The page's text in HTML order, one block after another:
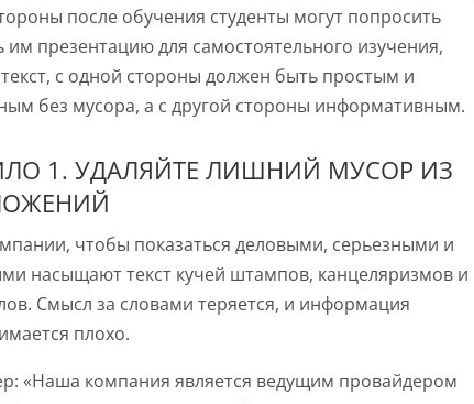
после обучения студенты могут попросить
им презентацию для самостоятельного изучения,
с одной стороны должен быть простым и
без мусора, а с другой стороны информативным.
1. УДАЛЯЙТЕ ЛИШНИЙ МУСОР ИЗ
чтобы показаться деловыми, серьезными и
насыщают текст кучей штампов, канцеляризмов и
Смысл за словами теряется, и информация
плохо.
«Наша компания является ведущим провайдером